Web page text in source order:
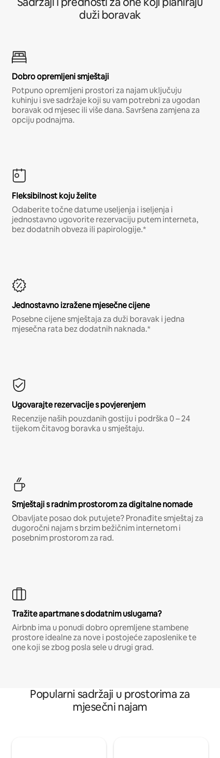
duži boravak
Dobro opremljeni smještaji
Potpuno opremljeni prostori za najam uključuju
kuhinju i sve sadržaje koji su vam potrebni za ugodan
boravak od mjesec ili više dana. Savršena zamjena za
opciju podnajma.
Fleksibilnost koju želite
Odaberite točne datume useljenja i iseljenja i
jednostavno ugovorite rezervaciju putem interneta,
bez dodatnih obveza ili papirologije.*
Jednostavno izražene mjesečne cijene
Posebne cijene smještaja za duži boravak i jedna
mjesečna rata bez dodatnih naknada.*
Ugovarajte rezervacije s povjerenjem
Recenzije naših pouzdanih gostiju i podrška 0 – 24
tijekom čitavog boravka u smještaju.
Smještaji s radnim prostorom za digitalne nomade
Obavljate posao dok putujete? Pronađite smještaj za
dugoročni najam s brzim bežičnim internetom i
posebnim prostorom za rad.
Tražite apartmane s dodatnim uslugama?
Airbnb ima u ponudi dobro opremljene stambene
prostore idealne za nove i postojeće zaposlenike te
one koji se zbog posla sele u drugi grad.
Popularni sadržaji u prostorima za
mjesečni najam